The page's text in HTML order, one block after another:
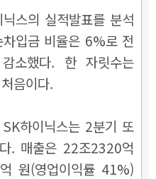
스의 실적발표를 분석
입금 비율은 6%로 전
소했다. 한 자릿수는
음이다.
하이닉스는 2분기 또
. 매출은 22조2320억
원(영업이익률 41%)